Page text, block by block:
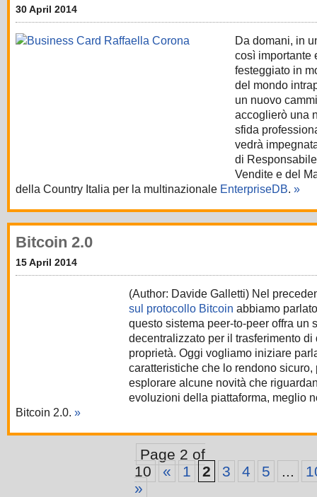
30 April 2014
Da domani, in
così importante
festeggiato in
del mondo
un nuovo
accoglierò una
sfida
vedrà
di
Vendite e del
della Country Italia per la multinazionale EnterpriseDB. »
Bitcoin 2.0
15 April 2014
(Author: Davide Galletti) Nel
sul protocollo Bitcoin abbiamo
questo sistema peer-to-peer offra un
decentralizzato per il trasferimento di
proprietà. Oggi vogliamo iniziare
caratteristiche che lo rendono sicuro,
esplorare alcune novità che
evoluzioni della piattaforma, meglio
Bitcoin 2.0. »
Page 2 of
10
« 1 2 3 4 5 ...
»